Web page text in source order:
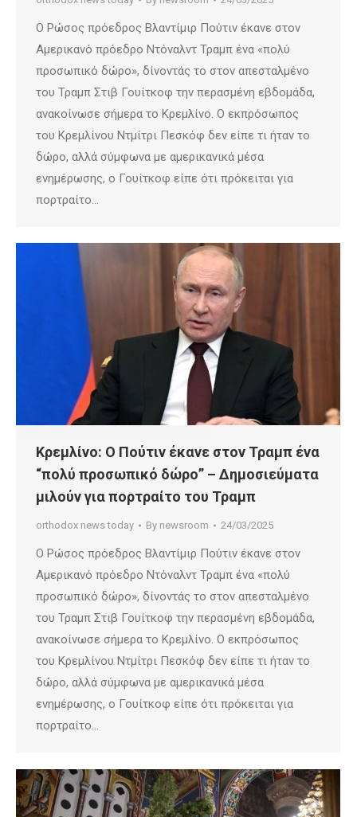
Ο Ρώσος πρόεδρος Βλαντίμιρ Πούτιν έκανε στον
Αμερικανό πρόεδρο Ντόναλντ Τραμπ ένα «πολύ
προσωπικό δώρο», δίνοντάς το στον απεσταλμένο
του Τραμπ Στιβ Γουίτκοφ την περασμένη εβδομάδα,
ανακοίνωσε σήμερα το Κρεμλίνο. Ο εκπρόσωπος
του Κρεμλίνου Ντμίτρι Πεσκόφ δεν είπε τι ήταν το
δώρο, αλλά σύμφωνα με αμερικανικά μέσα
ενημέρωσης, ο Γουίτκοφ είπε ότι πρόκειται για
πορτραίτο…
Κρεμλίνο: Ο Πούτιν έκανε στον Τραμπ ένα
“πολύ προσωπικό δώρο” – Δημοσιεύματα
μιλούν για πορτραίτο του Τραμπ
orthodox news today By newsroom 24/03/2025
Ο Ρώσος πρόεδρος Βλαντίμιρ Πούτιν έκανε στον
Αμερικανό πρόεδρο Ντόναλντ Τραμπ ένα «πολύ
προσωπικό δώρο», δίνοντάς το στον απεσταλμένο
του Τραμπ Στιβ Γουίτκοφ την περασμένη εβδομάδα,
ανακοίνωσε σήμερα το Κρεμλίνο. Ο εκπρόσωπος
του Κρεμλίνου Ντμίτρι Πεσκόφ δεν είπε τι ήταν το
δώρο, αλλά σύμφωνα με αμερικανικά μέσα
ενημέρωσης, ο Γουίτκοφ είπε ότι πρόκειται για
πορτραίτο…